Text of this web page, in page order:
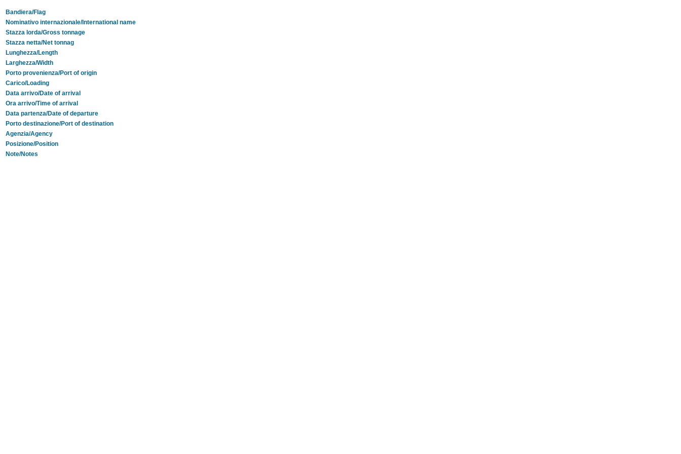
Bandiera/Flag
Nominativo internazionale/International name
Stazza lorda/Gross tonnage
Stazza netta/Net tonnag
Lunghezza/Length
Larghezza/Width
Porto provenienza/Port of origin
Carico/Loading
Data arrivo/Date of arrival
Ora arrivo/Time of arrival
Data partenza/Date of departure
Porto destinazione/Port of destination
Agenzia/Agency
Posizione/Position
Note/Notes